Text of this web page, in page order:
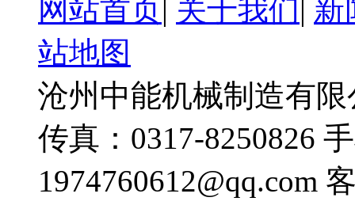
网站首页| 关于我们| 新
站地图
沧州中能机械制造有限
传真：0317-8250826
1974760612@qq.com